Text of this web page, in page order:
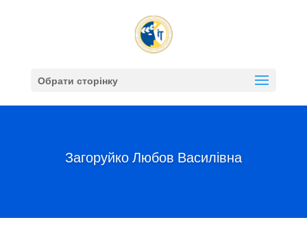
Обрати сторінку
Загоруйко Любов Василівна